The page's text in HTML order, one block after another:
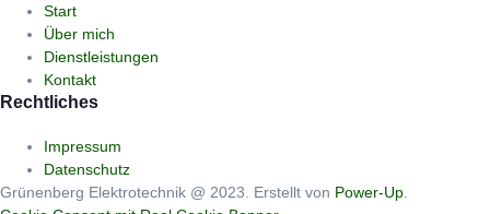
Start
Über mich
Dienstleistungen
Kontakt
Rechtliches
Impressum
Datenschutz
Grünenberg Elektrotechnik @ 2023. Erstellt von Power-Up